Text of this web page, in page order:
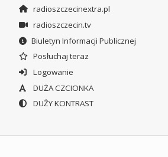
radioszczecinextra.pl
radioszczecin.tv
Biuletyn Informacji Publicznej
Posłuchaj teraz
Logowanie
DUŻA CZCIONKA
DUŻY KONTRAST